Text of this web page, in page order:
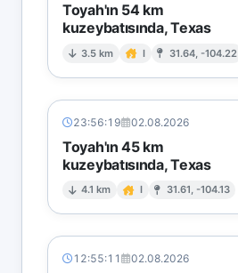
Toyah'ın 54 km
kuzeybatısında, Texas
3.5 km I 31.64, -104.22
23:56:19 02.08.2026
Toyah'ın 45 km
kuzeybatısında, Texas
4.1 km I 31.61, -104.13
12:55:11 02.08.2026